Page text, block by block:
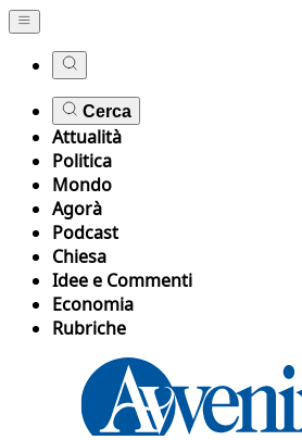
Cerca
Attualità
Politica
Mondo
Agorà
Podcast
Chiesa
Idee e Commenti
Economia
Rubriche